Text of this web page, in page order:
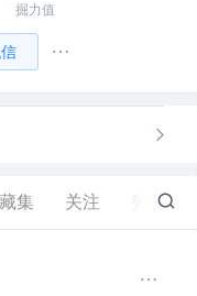
掘力值
集 关注 6